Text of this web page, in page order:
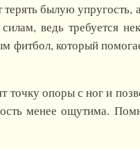
былую упругость,
ведь требуется
фитбол, который
точку опоры с ног и
менее ощутима.